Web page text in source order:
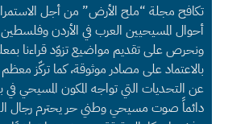
تكافح مجلة “ملح الأرض” من أجل
أحوال المسيحيين العرب في الأردن
ونحرص على تقديم مواضيع تزوّد قراءنا
بالاعتماد على مصادر موثوقة، كما تركّز
عن التحديات التي تواجه المكون المسيحي في
دائماً صوت مسيحي وطني حر يحترم رجال